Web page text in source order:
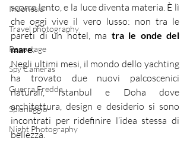
Indonesia
Travel photography
Reportage
Spy Cameras
Guerra Fredda
Spionaggio
Night Photography
scorre lento, e la luce diventa materia. È lì
che oggi vive il vero lusso: non tra le
pareti di un hotel, ma tra le onde del
mare.
Negli ultimi mesi, il mondo dello yachting
ha trovato due nuovi palcoscenici
naturali, Istanbul e Doha dove
architettura, design e desiderio si sono
incontrati per ridefinire l’idea stessa di
bellezza.